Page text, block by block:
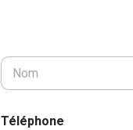
Téléphone